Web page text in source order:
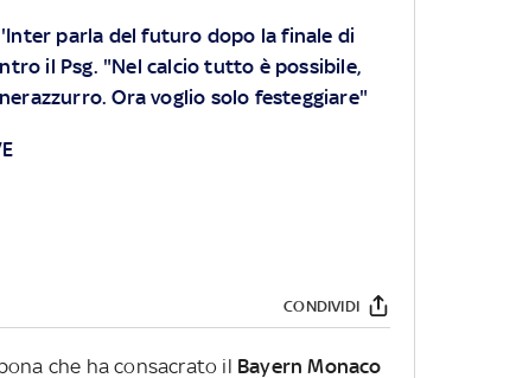
parla del futuro dopo la finale di
il Psg. "Nel calcio tutto è possibile,
Ora voglio solo festeggiare"
CONDIVIDI
che ha consacrato il Bayern Monaco